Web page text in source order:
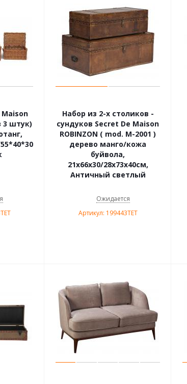
3 штук)
Набор из 2-х столиков -
сундуков Secret De Maison
ROBINZON ( mod. M-2001 )
дерево манго/кожа
буйвола,
21х66х30/28х73х40см,
Античный светлый
Ожидается
Артикул: 199443TET